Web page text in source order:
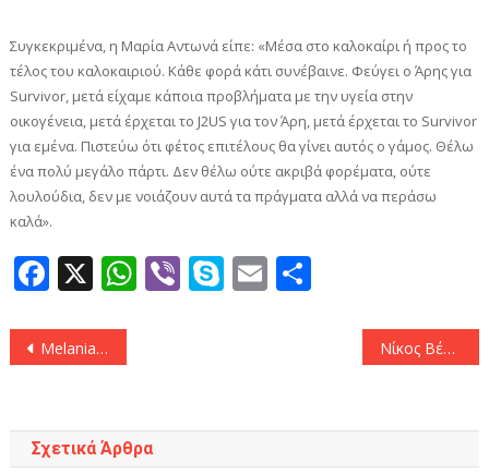
Συγκεκριμένα, η Μαρία Αντωνά είπε: «Μέσα στο καλοκαίρι ή προς το
τέλος του καλοκαιριού. Κάθε φορά κάτι συνέβαινε. Φεύγει ο Άρης για
Survivor, μετά είχαμε κάποια προβλήματα με την υγεία στην
οικογένεια, μετά έρχεται το J2US για τον Άρη, μετά έρχεται το Survivor
για εμένα. Πιστεύω ότι φέτος επιτέλους θα γίνει αυτός ο γάμος. Θέλω
ένα πολύ μεγάλο πάρτι. Δεν θέλω ούτε ακριβά φορέματα, ούτε
λουλούδια, δεν με νοιάζουν αυτά τα πράγματα αλλά να περάσω
καλά».
Facebook
X WhatsApp
ViberSkype
Email
Πλοήγηση
Melania Trump: Με λευκό shirt dress Alexander McQueen και μαύρες γόβες στιλέτο Νίκος Βέρτης: Στο εδώλιο ο γνωστός τραγουδιστής μετά από αγωγή του λογιστή του
Σχετικά Άρθρα